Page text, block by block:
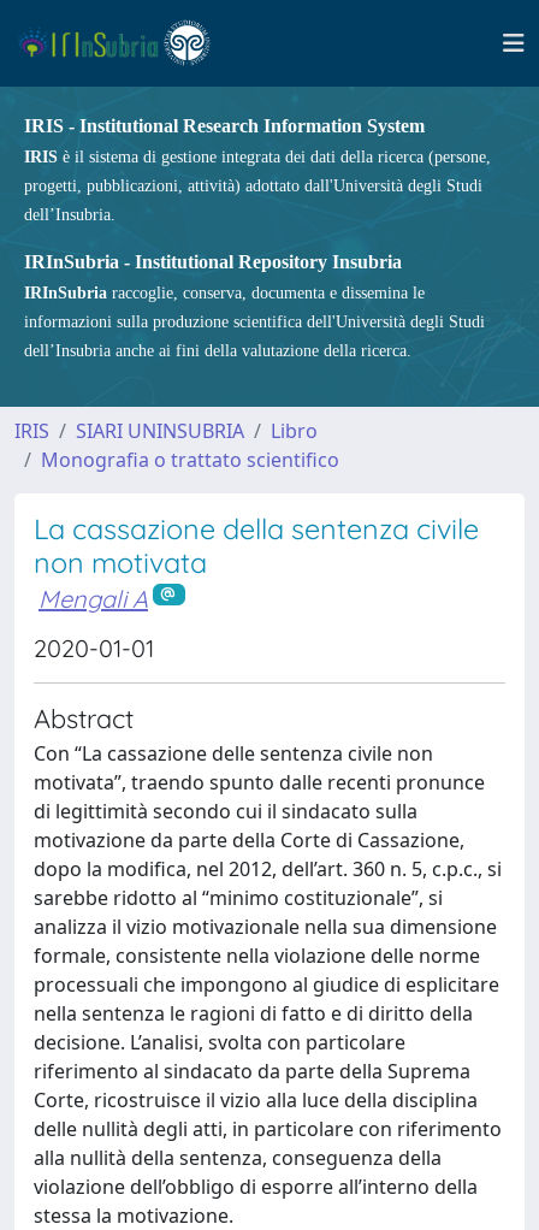
IRIS - Institutional Research Information System
IRIS è il sistema di gestione integrata dei dati della ricerca (persone,
progetti, pubblicazioni, attività) adottato dall'Università degli Studi
dell’Insubria.
IRInSubria - Institutional Repository Insubria
IRInSubria raccoglie, conserva, documenta e dissemina le
informazioni sulla produzione scientifica dell'Università degli Studi
dell’Insubria anche ai fini della valutazione della ricerca.
IRIS SIARI UNINSUBRIA
Libro
Monografia o trattato scientifico
La cassazione della sentenza civile
non motivata
Mengali A
2020-01-01
Abstract
Con “La cassazione delle sentenza civile non
motivata”, traendo spunto dalle recenti pronunce
di legittimità secondo cui il sindacato sulla
motivazione da parte della Corte di Cassazione,
dopo la modifica, nel 2012, dell’art. 360 n. 5, c.p.c., si
sarebbe ridotto al “minimo costituzionale”, si
analizza il vizio motivazionale nella sua dimensione
formale, consistente nella violazione delle norme
processuali che impongono al giudice di esplicitare
nella sentenza le ragioni di fatto e di diritto della
decisione. L’analisi, svolta con particolare
riferimento al sindacato da parte della Suprema
Corte, ricostruisce il vizio alla luce della disciplina
delle nullità degli atti, in particolare con riferimento
alla nullità della sentenza, conseguenza della
violazione dell’obbligo di esporre all’interno della
stessa la motivazione.